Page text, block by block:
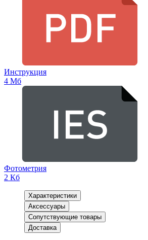
Инструкция
4 Мб
Фотометрия
2 Кб
Характеристики
Аксессуары
Сопутствующие товары
Доставка